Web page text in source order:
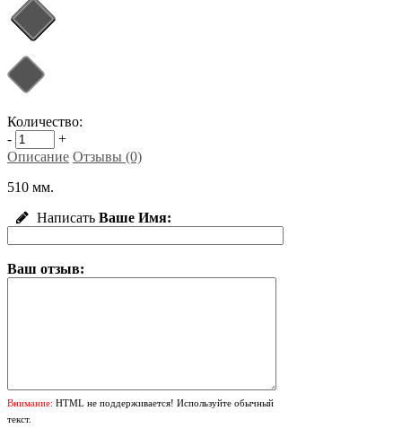
Количество:
-
+
Описание Отзывы (0)
510 мм.
Написать Ваше Имя:
Ваш отзыв:
Внимание: HTML не поддерживается! Используйте обычный
текст.